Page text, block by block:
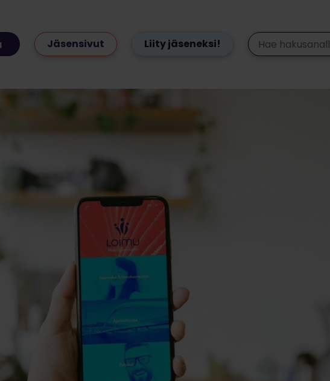
Jäsensivut Liity jäseneksi!